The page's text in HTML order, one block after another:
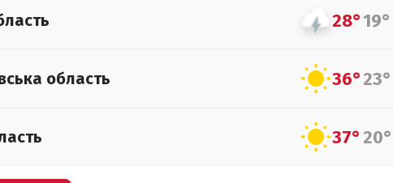
28°19°
область 36°23°
37°20°